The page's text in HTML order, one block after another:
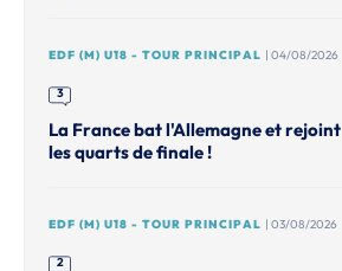
EDF (M) U18 - TOUR PRINCIPAL | 04/08/2026
3
La France bat l'Allemagne et rejoint
les quarts de finale !
EDF (M) U18 - TOUR PRINCIPAL | 03/08/2026
2